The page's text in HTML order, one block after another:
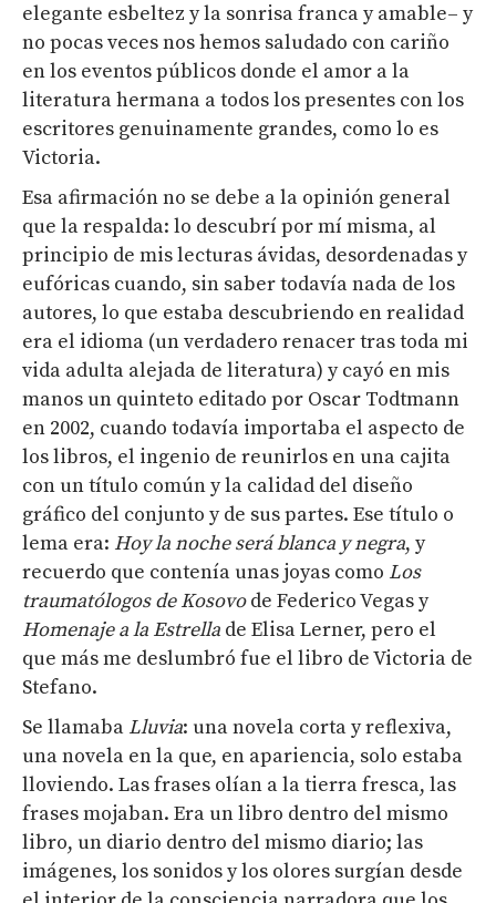
elegante esbeltez y la sonrisa franca y amable– y
no pocas veces nos hemos saludado con cariño
en los eventos públicos donde el amor a la
literatura hermana a todos los presentes con los
escritores genuinamente grandes, como lo es
Victoria.
Esa afirmación no se debe a la opinión general
que la respalda: lo descubrí por mí misma, al
principio de mis lecturas ávidas, desordenadas y
eufóricas cuando, sin saber todavía nada de los
autores, lo que estaba descubriendo en realidad
era el idioma (un verdadero renacer tras toda mi
vida adulta alejada de literatura) y cayó en mis
manos un quinteto editado por Oscar Todtmann
en 2002, cuando todavía importaba el aspecto de
los libros, el ingenio de reunirlos en una cajita
con un título común y la calidad del diseño
gráfico del conjunto y de sus partes. Ese título o
lema era: Hoy la noche será blanca y negra, y
recuerdo que contenía unas joyas como Los
traumatólogos de Kosovode Federico Vegas y
Homenaje a la Estrella de Elisa Lerner, pero el
que más me deslumbró fue el libro de Victoria de
Stefano.
Se llamaba Lluvia: una novela corta y reflexiva,
una novela en la que, en apariencia, solo estaba
lloviendo. Las frases olían a la tierra fresca, las
frases mojaban. Era un libro dentro del mismo
libro, un diario dentro del mismo diario; las
imágenes, los sonidos y los olores surgían desde